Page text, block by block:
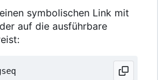
symbolischen Link mit
auf die ausführbare